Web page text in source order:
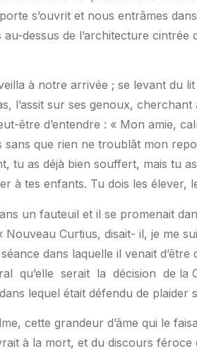
s’ouvrit et nous entrâmes
au-dessus de l’architecture
à notre arrivée ; se levant du
l’assit sur ses genoux, cherchant
être d’entendre : « Mon amie,
sans que rien ne troublât mon
tu as déjà bien souffert, mais tu
à tes enfants. Tu dois les élever,
un fauteuil et il se promenait
Nouveau Curtius, disait- il, je me
dans laquelle il venait
qu’elle serait la décision de la
lequel était défendu de plaider
cette grandeur d’âme qui le
à la mort, et du discours